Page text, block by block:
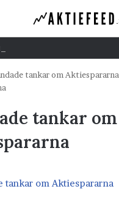
Overshoot Day
tankar om Aktiespararna
tankar om